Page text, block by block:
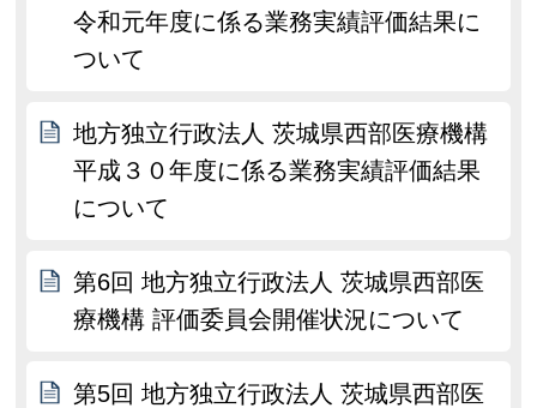
令和元年度に係る業務実績評価結果に
ついて
地方独立行政法人 茨城県西部医療機構
平成３０年度に係る業務実績評価結果
について
第6回 地方独立行政法人 茨城県西部医
療機構 評価委員会開催状況について
第5回 地方独立行政法人 茨城県西部医